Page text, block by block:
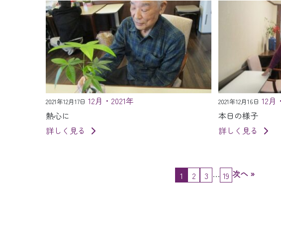
2021年12月17日 12月・2021年
熱心に
詳しく見る
2021年12月16日 12月
本日の様子
詳しく見る
1 2 3 … 19 次へ »